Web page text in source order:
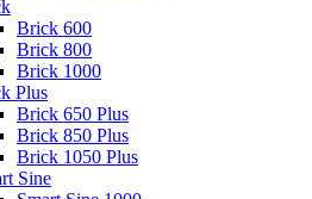
Brick 600
Brick 800
Brick 1000
Plus
Brick 650 Plus
Brick 850 Plus
Brick 1050 Plus
Sine